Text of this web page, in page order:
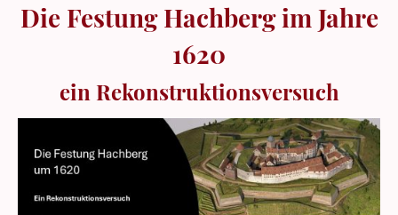
Die Festung Hachberg im Jahre
1620
ein Rekonstruktionsversuch